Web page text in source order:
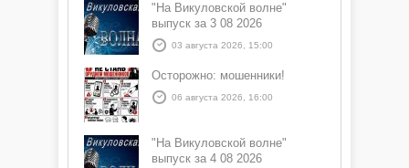
"На Викуловской волне"
выпуск за 3 08 2026
03 августа 2026, 15:00
Осторожно: мошенники!
06 августа 2026, 16:00
"На Викуловской волне"
выпуск за 4 08 2026